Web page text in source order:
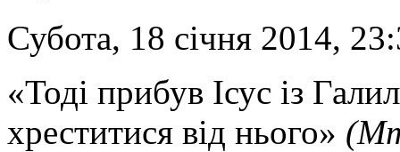
Субота, 18 січня 2014,
«Тоді прибув Ісус із
хреститися від нього»